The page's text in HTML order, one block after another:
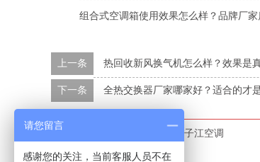
组合式空调箱使用效果怎么样？品牌厂家
上一条 热回收新风换气机怎么样？效果是
下一条 全热交换器厂家哪家好？适合的才
本文标签： 扬子江空调
请您留言
感谢您的关注，当前客服人员不在